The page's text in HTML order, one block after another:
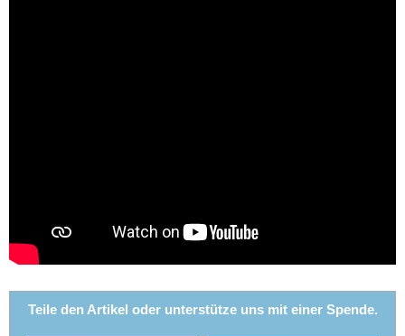
Teile den Artikel oder unterstütze uns mit einer Spende.